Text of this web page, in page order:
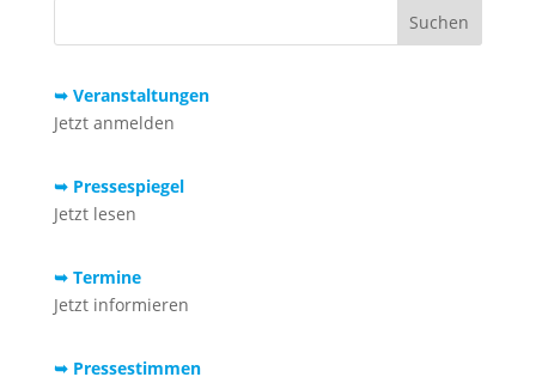
➥ Veranstaltungen
Jetzt anmelden
➥ Pressespiegel
Jetzt lesen
➥ Termine
Jetzt informieren
➥ Pressestimmen